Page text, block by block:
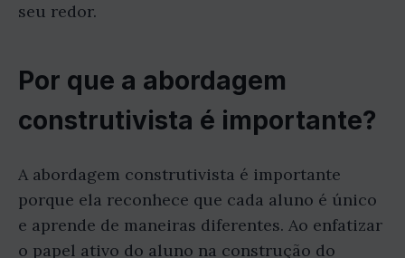
seu redor.
Por que a abordagem
construtivista é importante?
A abordagem construtivista é importante
porque ela reconhece que cada aluno é único
e aprende de maneiras diferentes. Ao enfatizar
o papel ativo do aluno na construção do